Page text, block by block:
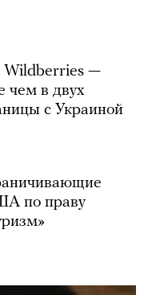
Wildberries —
чем в двух
с Украиной
по праву